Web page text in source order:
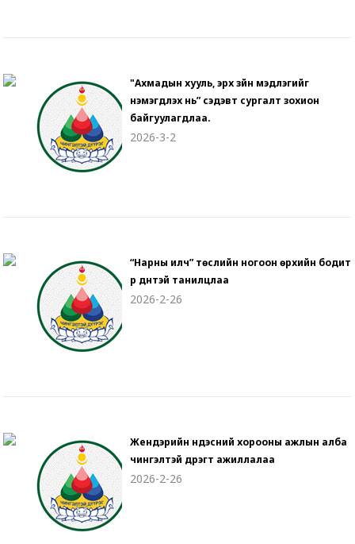
"Ахмадын хууль, эрх зүйн мэдлэгийг
нэмэгдүүлэх нь” сэдэвт сургалт зохион
байгуулагдлаа.
2026-3-2
“Нарны илч” төслийн ногоон өрхийн бодит
үр дүнтэй танилцлаа
2026-2-26
Жендэрийн үндэсний хорооны ажлын алба
чингэлтэй дүүрэгт ажиллалаа
2026-2-26